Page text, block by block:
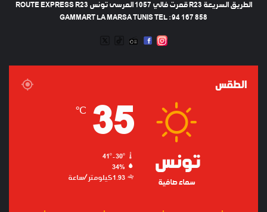
الطريق السريعة R23 قمرت فالي 1057 المرسى تونس ROUTE EXPRESS R23
GAMMART LA MARSA TUNIS TEL : 94 167 858
INSTAGRAM
FACEBOOK
RADIO
TIKTOK
الطقس
تونس
سماء صافية
35
℃
34%
1.93 كيلومتر/ساعة